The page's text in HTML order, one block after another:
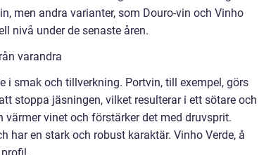
men andra varianter, som Douro-vin och Vinho
nivå under de senaste åren.
varandra
i smak och tillverkning. Portvin, till exempel, görs
stoppa jäsningen, vilket resulterar i ett sötare och
vinet och förstärker det med druvsprit.
har en stark och robust karaktär. Vinho Verde, å